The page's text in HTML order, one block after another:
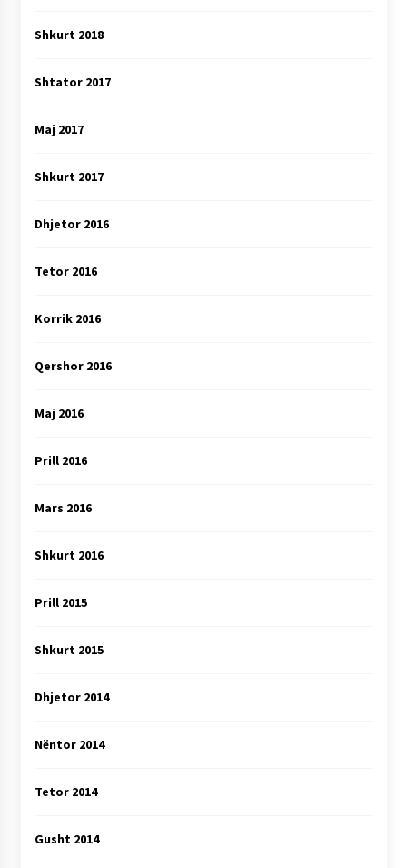
Shkurt 2018
Shtator 2017
Maj 2017
Shkurt 2017
Dhjetor 2016
Tetor 2016
Korrik 2016
Qershor 2016
Maj 2016
Prill 2016
Mars 2016
Shkurt 2016
Prill 2015
Shkurt 2015
Dhjetor 2014
Nëntor 2014
Tetor 2014
Gusht 2014